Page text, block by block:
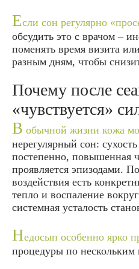
Если сон регулярно
обсудить это с врачом –
поменять время визита
разным дням, чтобы
Почему после
«чувствуется»
В обычной жизни кожа
нерегулярный сон:
постепенно, повышенная
проявляется эпизодами.
воздействия есть
тепло и воспаление
системная усталость
Недосып особенно ярко
процедуры по нескольким